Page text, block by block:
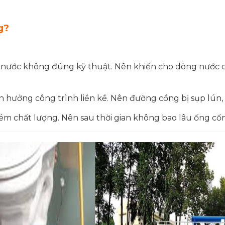
không đúng kỹ thuật. Nên khiến cho dòng nước
công trình liền kề. Nên đường cồng bị sụp
chất lượng. Nên sau thời gian không bao lâu ống